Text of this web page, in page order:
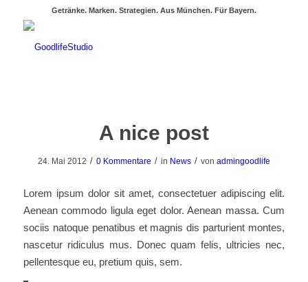
Getränke. Marken. Strategien. Aus München. Für Bayern.
A nice post
24. Mai 2012 / 0 Kommentare / in News / von admingoodlife
Lorem ipsum dolor sit amet, consectetuer adipiscing elit.
Aenean commodo ligula eget dolor. Aenean massa. Cum
sociis natoque penatibus et magnis dis parturient montes,
nascetur ridiculus mus. Donec quam felis, ultricies nec,
pellentesque eu, pretium quis, sem.